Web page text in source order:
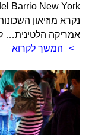
נקרא מוזיאון
אמריקה הלטינית…
המשך לקרוא